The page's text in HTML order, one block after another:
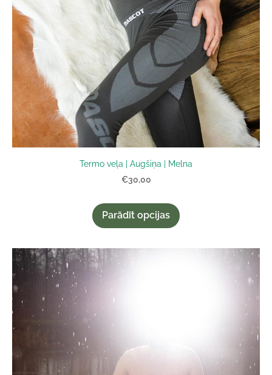
Termo veļa | Augšiņa | Melna
€30,00
Parādīt opcijas